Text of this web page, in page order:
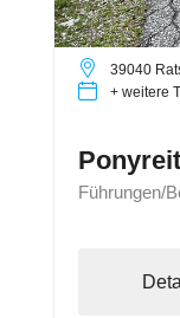
39040
+ weitere
Führungen/